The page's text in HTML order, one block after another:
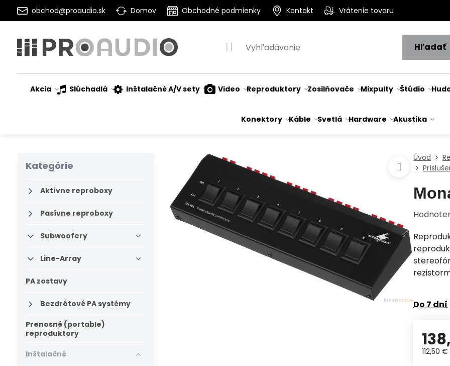
obchod@proaudio.sk Domov Obchodné podmienky Kontakt Vrátenie tovaru
Hľadať
Akcia Slúchadlá Inštalačné A/V sety Video Reproduktory Zosilňovače Mixpulty Štúdio
Konektory Káble Svetlá Hardware Akustika
Úvod
Do 7 dní
112,50 €
Kategórie
Aktívne reproboxy
Pasívne reproboxy
Subwoofery
Line-Array
PA zostavy
Bezdrôtové PA systémy
Prenosné (portable)
reproduktory
Inštalačné